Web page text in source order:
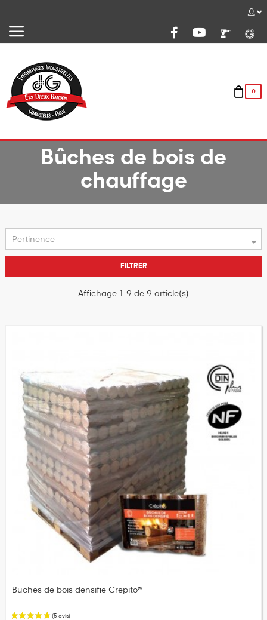
navigation
0
Bûches de bois de
chauffage
Pertinence 
FILTRER
Affichage 1-9 de 9 article(s)
Bûches de bois densifié Crépito®